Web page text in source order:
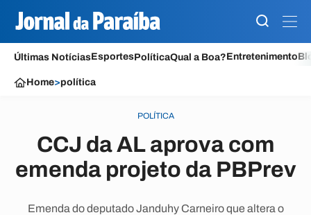
Últimas NotíciasEsportesPolíticaQual a Boa?Entretenimento
Home>política
POLÍTICA
CCJ da AL aprova com
emenda projeto da PBPrev
Emenda do deputado Janduhy Carneiro que altera o